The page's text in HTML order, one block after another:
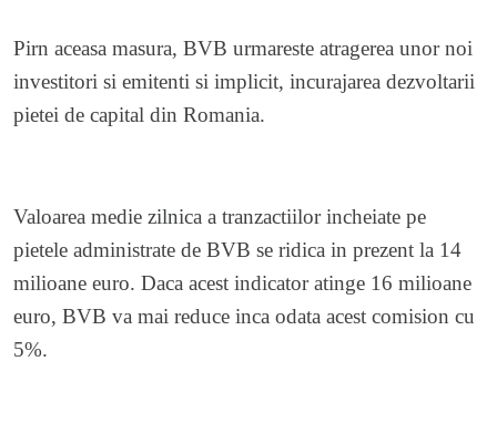
Pirn aceasa masura, BVB urmareste atragerea unor noi
investitori si emitenti si implicit, incurajarea dezvoltarii
pietei de capital din Romania.
Valoarea medie zilnica a tranzactiilor incheiate pe
pietele administrate de BVB se ridica in prezent la 14
milioane euro. Daca acest indicator atinge 16 milioane
euro, BVB va mai reduce inca odata acest comision cu
5%.